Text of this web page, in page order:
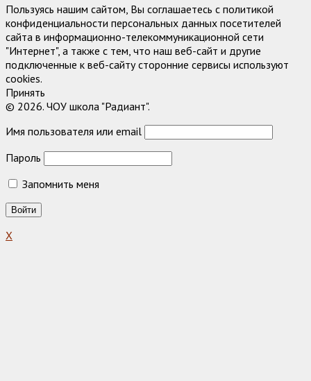
Пользуясь нашим сайтом, Вы соглашаетесь с политикой
конфиденциальности персональных данных посетителей
сайта в информационно-телекоммуникационной сети
"Интернет", а также с тем, что наш веб-сайт и другие
подключенные к веб-сайту сторонние сервисы используют
cookies.
Принять
© 2026. ЧОУ школа "Радиант".
Имя пользователя или email
Пароль
Запомнить меня
X